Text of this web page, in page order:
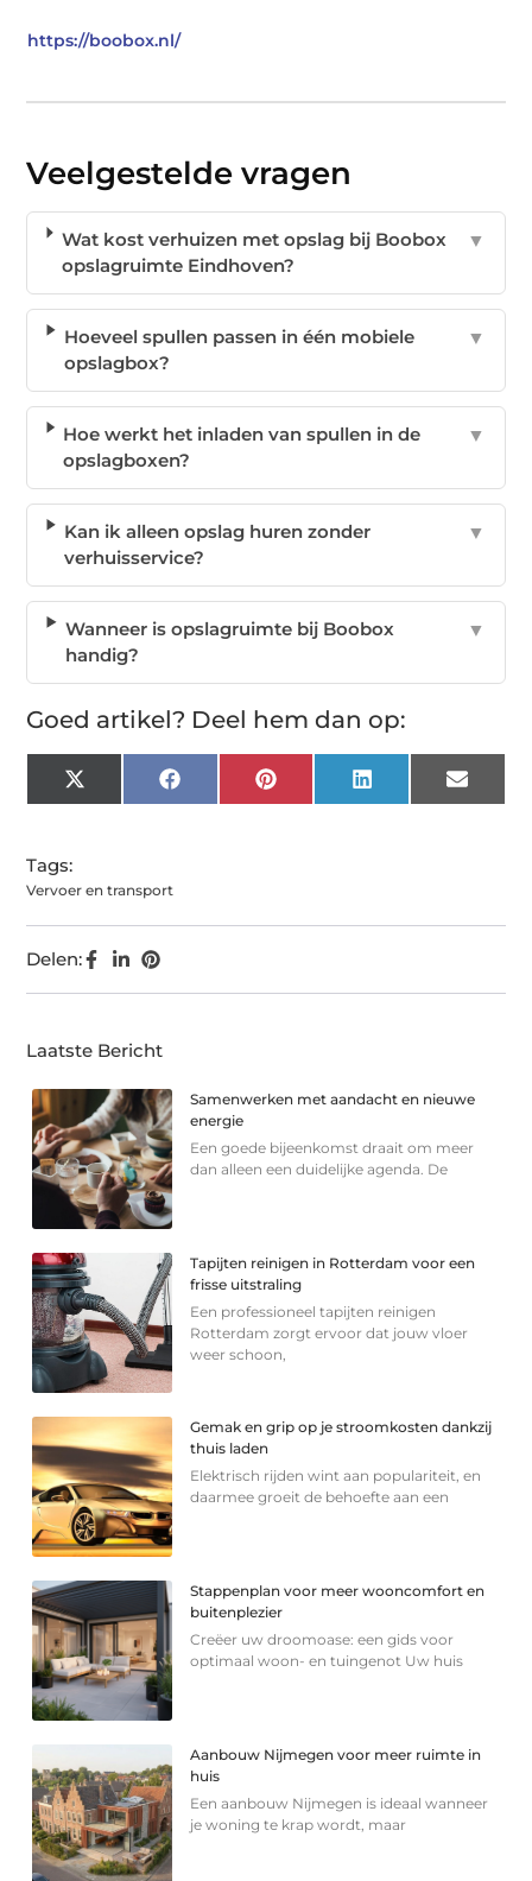
https://boobox.nl/
Veelgestelde vragen
Wat kost verhuizen met opslag bij Boobox
opslagruimte Eindhoven?
▼
Hoeveel spullen passen in één mobiele
opslagbox?
▼
Hoe werkt het inladen van spullen in de
opslagboxen?
▼
Kan ik alleen opslag huren zonder
verhuisservice?
▼
Wanneer is opslagruimte bij Boobox
handig?
▼
Goed artikel? Deel hem dan op:
X
(Twitter)
FacebookPinterest LinkedIn Email
Tags:
Vervoer en transport
Delen:
Laatste Bericht
Samenwerken met aandacht en nieuwe
energie
Een goede bijeenkomst draait om meer
dan alleen een duidelijke agenda. De
Tapijten reinigen in Rotterdam voor een
frisse uitstraling
Een professioneel tapijten reinigen
Rotterdam zorgt ervoor dat jouw vloer
weer schoon,
Gemak en grip op je stroomkosten dankzij
thuis laden
Elektrisch rijden wint aan populariteit, en
daarmee groeit de behoefte aan een
Stappenplan voor meer wooncomfort en
buitenplezier
Creëer uw droomoase: een gids voor
optimaal woon- en tuingenot Uw huis
Aanbouw Nijmegen voor meer ruimte in
huis
Een aanbouw Nijmegen is ideaal wanneer
je woning te krap wordt, maar